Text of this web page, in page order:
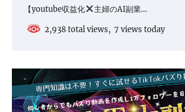
【youtube収益化
主婦のAI副業…
2,938 total views, 7 views today